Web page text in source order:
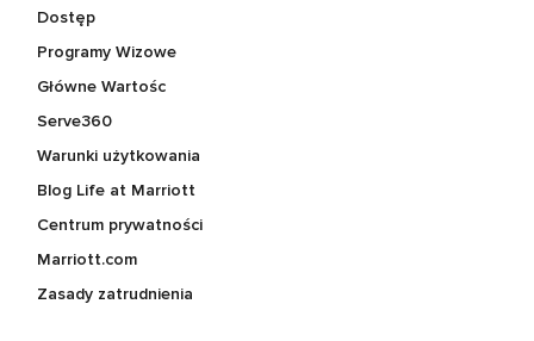
Dostęp
Programy Wizowe
Główne Wartośc
Serve360
Warunki użytkowania
Blog Life at Marriott
Centrum prywatności
Marriott.com
Zasady zatrudnienia